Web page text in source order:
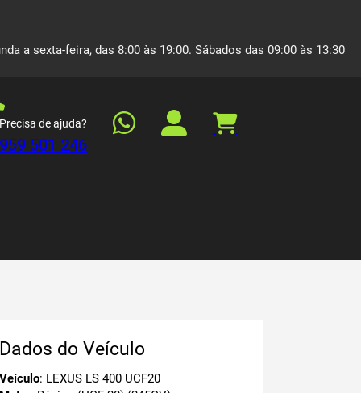
a sexta-feira, das 8:00 às 19:00. Sábados das 09:00 às 13:30
Precisa de ajuda?
959 501 246
Dados do Veículo
Veículo: LEXUS LS 400 UCF20